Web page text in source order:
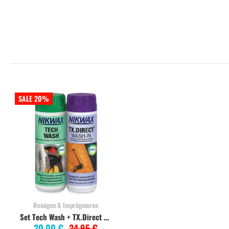
SALE 20%
Reinigen & Imprägnieren
Set Tech Wash + TX.Direct Wash-In 2x300ml